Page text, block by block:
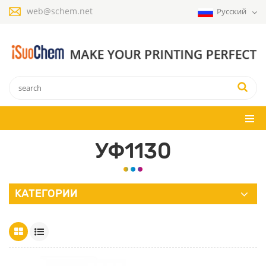
web@schem.net Русский
УФ1130
КАТЕГОРИИ